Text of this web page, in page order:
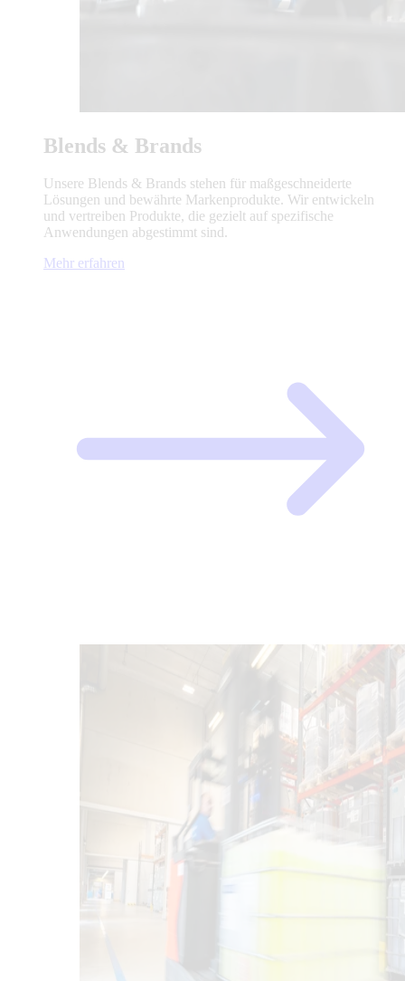
Blends & Brands
Unsere Blends & Brands stehen für maßgeschneiderte
Lösungen und bewährte Markenprodukte. Wir entwickeln
und vertreiben Produkte, die gezielt auf spezifische
Anwendungen abgestimmt sind.
Mehr erfahren